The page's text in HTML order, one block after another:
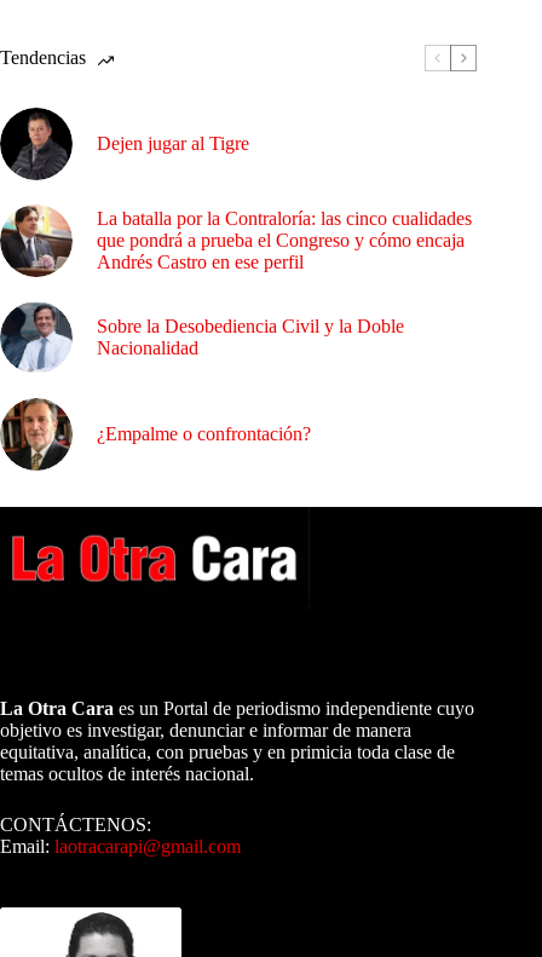
Tendencias
Dejen jugar al Tigre
La batalla por la Contraloría: las cinco cualidades
que pondrá a prueba el Congreso y cómo encaja
Andrés Castro en ese perfil
Sobre la Desobediencia Civil y la Doble
Nacionalidad
¿Empalme o confrontación?
La Otra Cara es un Portal de periodismo independiente cuyo
objetivo es investigar, denunciar e informar de manera
equitativa, analítica, con pruebas y en primicia toda clase de
temas ocultos de interés nacional.
CONTÁCTENOS:
Email: laotracarapi@gmail.com